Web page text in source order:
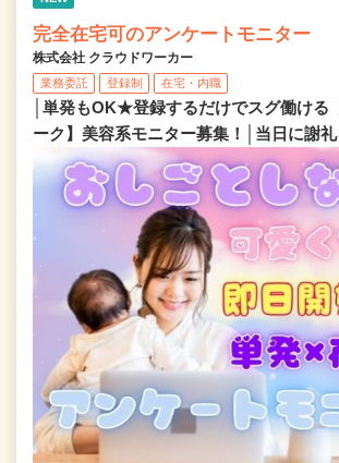
完全在宅可のアンケートモニター
株式会社 クラウドワーカー
業務委託 登録制 在宅・内職
│単発もOK★登録するだけでスグ働ける
ーク】美容系モニター募集！│当日に謝